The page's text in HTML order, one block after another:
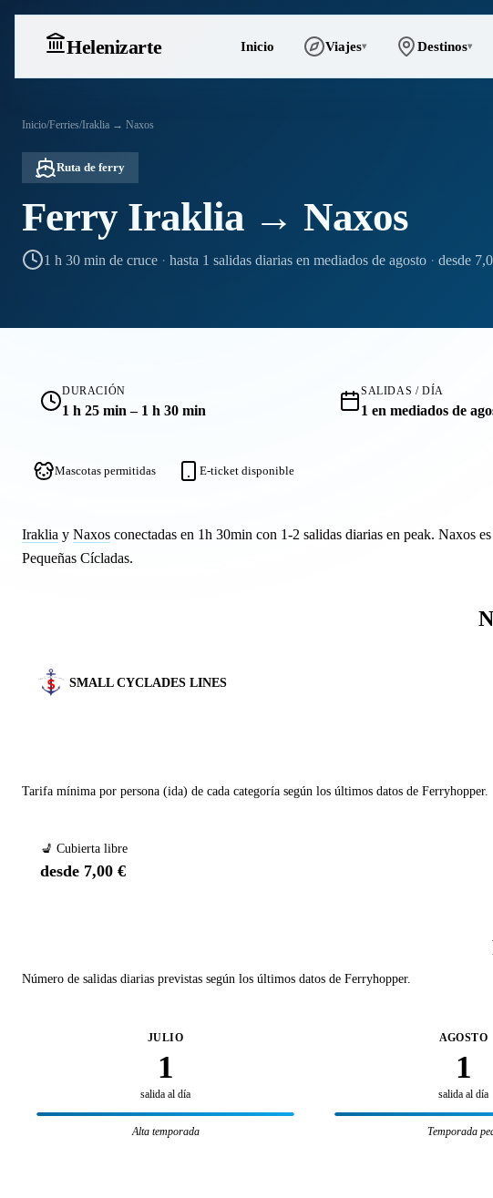
Helenizarte Inicio Viajes▾ Destinos▾
Inicio/Ferries/Iraklia → Naxos
Ruta de ferry
Ferry Iraklia → Naxos
1 h 30 min de cruce · hasta 1 salidas diarias en mediados de agosto · desde
DURACIÓN
1 h 25 min – 1 h 30 min
SALIDAS / DÍA
1 en mediados de
Mascotas permitidas E-ticket disponible
Iraklia y Naxos conectadas en 1h 30min con 1-2 salidas diarias en peak. Naxos
Pequeñas Cícladas.
SMALL CYCLADES LINES
Tarifa mínima por persona (ida) de cada categoría según los últimos datos de Ferryhopper.
💺 Cubierta libre
desde 7,00 €
Número de salidas diarias previstas según los últimos datos de Ferryhopper.
JULIO
1
salida al día
Alta temporada
AGOSTO
1
salida al día
Temporada